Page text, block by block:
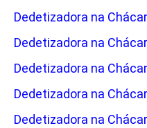
Dedetizadora na
Dedetizadora na
Dedetizadora na
Dedetizadora na
Dedetizadora na